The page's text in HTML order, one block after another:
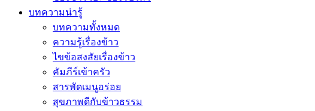
บทความน่ารู้
บทความทั้งหมด
ความรู้เรื่องข้าว
ไขข้อสงสัยเรื่องข้าว
คัมภีร์เข้าครัว
สารพัดเมนูอร่อย
สุขภาพดีกับข้าวธรรม